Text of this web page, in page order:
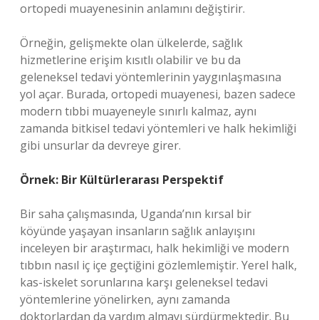
ortopedi muayenesinin anlamını değiştirir.
Örneğin, gelişmekte olan ülkelerde, sağlık
hizmetlerine erişim kısıtlı olabilir ve bu da
geleneksel tedavi yöntemlerinin yaygınlaşmasına
yol açar. Burada, ortopedi muayenesi, bazen sadece
modern tıbbi muayeneyle sınırlı kalmaz, aynı
zamanda bitkisel tedavi yöntemleri ve halk hekimliği
gibi unsurlar da devreye girer.
Örnek: Bir Kültürlerarası Perspektif
Bir saha çalışmasında, Uganda’nın kırsal bir
köyünde yaşayan insanların sağlık anlayışını
inceleyen bir araştırmacı, halk hekimliği ve modern
tıbbın nasıl iç içe geçtiğini gözlemlemiştir. Yerel halk,
kas-iskelet sorunlarına karşı geleneksel tedavi
yöntemlerine yönelirken, aynı zamanda
doktorlardan da yardım almayı sürdürmektedir. Bu